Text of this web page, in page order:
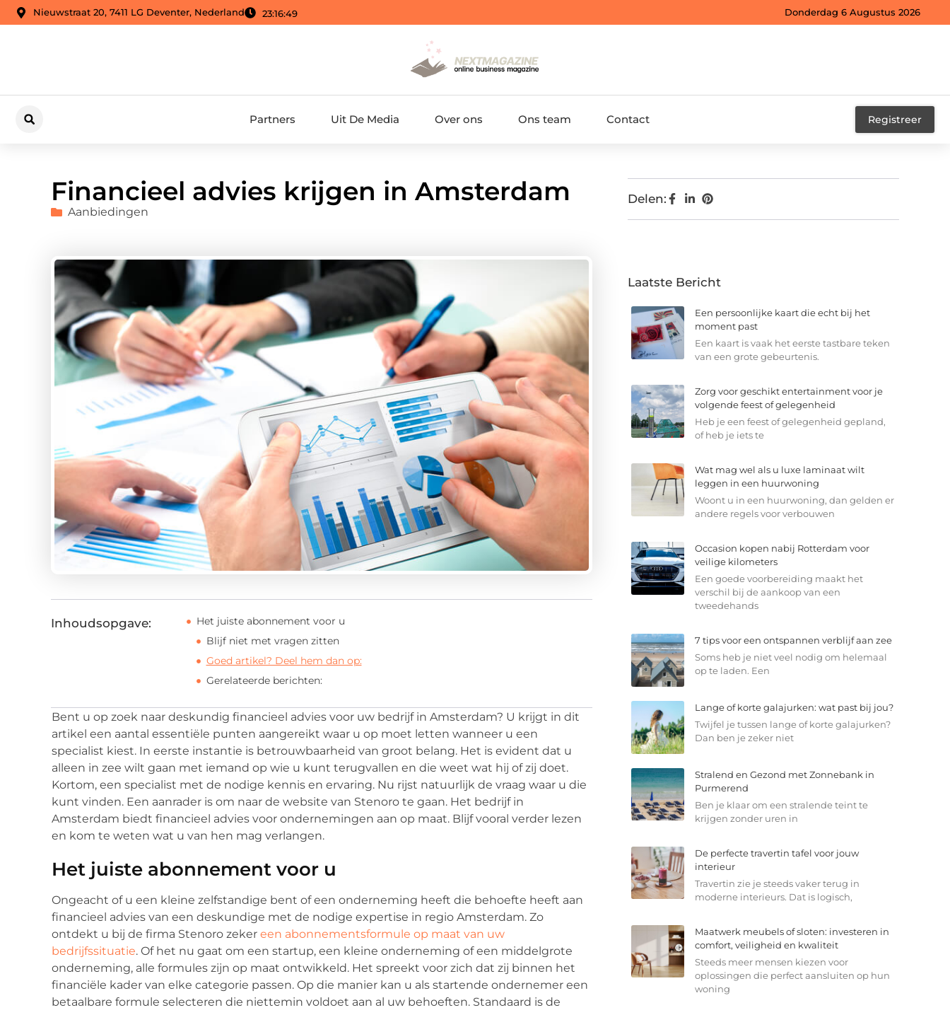
Nieuwstraat 20, 7411 LG Deventer, Nederland 23:16:50 Donderdag 6 Augustus 2026
Partners Uit De Media Over ons Ons team Contact Registreer
Financieel advies krijgen in Amsterdam
Aanbiedingen
Inhoudsopgave:
Het juiste abonnement voor u
Blijf niet met vragen zitten
Goed artikel? Deel hem dan op:
Gerelateerde berichten:
Bent u op zoek naar deskundig financieel advies voor uw bedrijf in Amsterdam? U krijgt in dit
artikel een aantal essentiële punten aangereikt waar u op moet letten wanneer u een
specialist kiest. In eerste instantie is betrouwbaarheid van groot belang. Het is evident dat u
alleen in zee wilt gaan met iemand op wie u kunt terugvallen en die weet wat hij of zij doet.
Kortom, een specialist met de nodige kennis en ervaring. Nu rijst natuurlijk de vraag waar u die
kunt vinden. Een aanrader is om naar de website van Stenoro te gaan. Het bedrijf in
Amsterdam biedt financieel advies voor ondernemingen aan op maat. Blijf vooral verder lezen
en kom te weten wat u van hen mag verlangen.
Het juiste abonnement voor u
Ongeacht of u een kleine zelfstandige bent of een onderneming heeft die behoefte heeft aan
financieel advies van een deskundige met de nodige expertise in regio Amsterdam. Zo
ontdekt u bij de firma Stenoro zeker een abonnementsformule op maat van uw
bedrijfssituatie. Of het nu gaat om een startup, een kleine onderneming of een middelgrote
onderneming, alle formules zijn op maat ontwikkeld. Het spreekt voor zich dat zij binnen het
financiële kader van elke categorie passen. Op die manier kan u als startende ondernemer een
betaalbare formule selecteren die niettemin voldoet aan al uw behoeften. Standaard is de
Delen:
Laatste Bericht
Een persoonlijke kaart die echt bij het
moment past
Een kaart is vaak het eerste tastbare teken
van een grote gebeurtenis.
Zorg voor geschikt entertainment voor je
volgende feest of gelegenheid
Heb je een feest of gelegenheid gepland,
of heb je iets te
Wat mag wel als u luxe laminaat wilt
leggen in een huurwoning
Woont u in een huurwoning, dan gelden er
andere regels voor verbouwen
Occasion kopen nabij Rotterdam voor
veilige kilometers
Een goede voorbereiding maakt het
verschil bij de aankoop van een
tweedehands
7 tips voor een ontspannen verblijf aan zee
Soms heb je niet veel nodig om helemaal
op te laden. Een
Lange of korte galajurken: wat past bij jou?
Twijfel je tussen lange of korte galajurken?
Dan ben je zeker niet
Stralend en Gezond met Zonnebank in
Purmerend
Ben je klaar om een stralende teint te
krijgen zonder uren in
De perfecte travertin tafel voor jouw
interieur
Travertin zie je steeds vaker terug in
moderne interieurs. Dat is logisch,
Maatwerk meubels of sloten: investeren in
comfort, veiligheid en kwaliteit
Steeds meer mensen kiezen voor
oplossingen die perfect aansluiten op hun
woning